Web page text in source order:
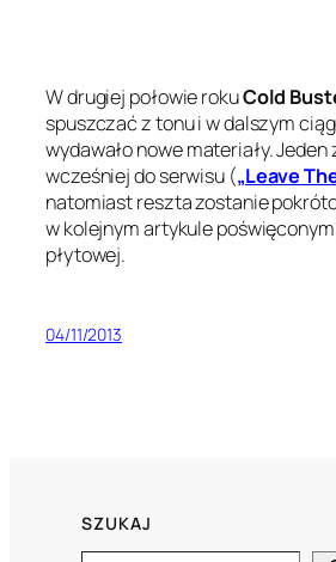
W drugiej połowie rokuCold
spuszczać z tonu i w dalszym
wydawało nowe materiały. Jeden
wcześniej do serwisu („Leave
natomiast reszta zostanie
w kolejnym artykule
płytowej.
04/11/2013
SZUKAJ